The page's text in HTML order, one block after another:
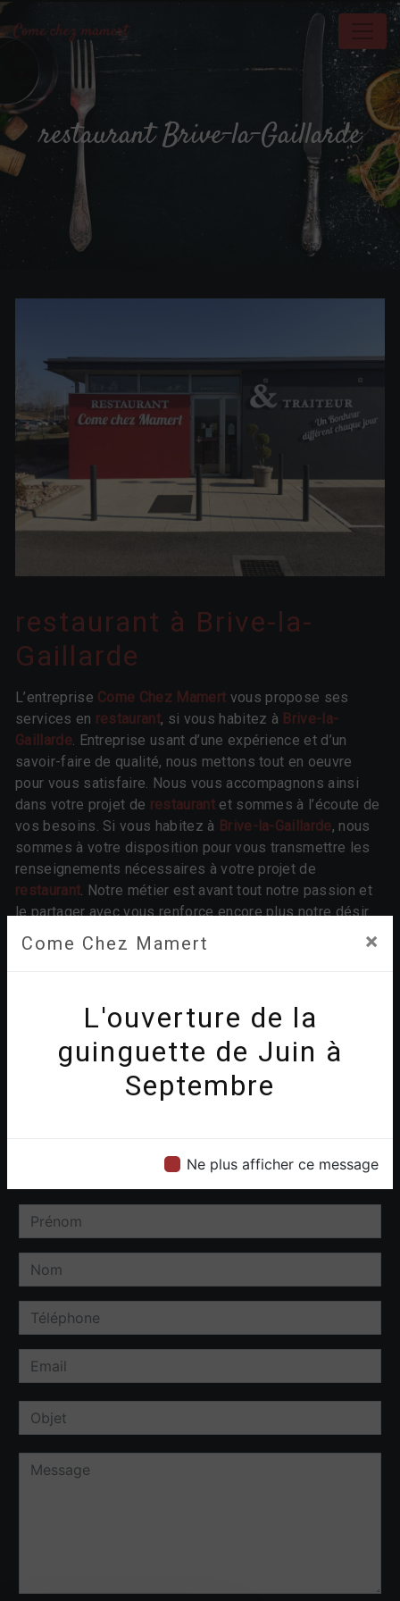
Panneau de gestion des cookies
Come Chez Mamert ×
L'ouverture de la
guinguette de Juin à
Septembre
Ne plus afficher ce message
restaurant Brive-la-Gaillarde
restaurant à Brive-la-
Gaillarde
L’entreprise Come Chez Mamert vous propose ses
services en restaurant, si vous habitez à Brive-la-
Gaillarde. Entreprise usant d’une expérience et d’un
savoir-faire de qualité, nous mettons tout en oeuvre
pour vous satisfaire. Nous vous accompagnons ainsi
dans votre projet de restaurantet sommes à l’écoute de
vos besoins. Si vous habitez à Brive-la-Gaillarde, nous
sommes à votre disposition pour vous transmettre les
renseignements nécessaires à votre projet de
restaurant . Notre métier est avant tout notre passion et
le partager avec vous renforce encore plus notre désir
de réussir. Toute notre équipe est qualifiée et travaille
avec propreté et rigueur.